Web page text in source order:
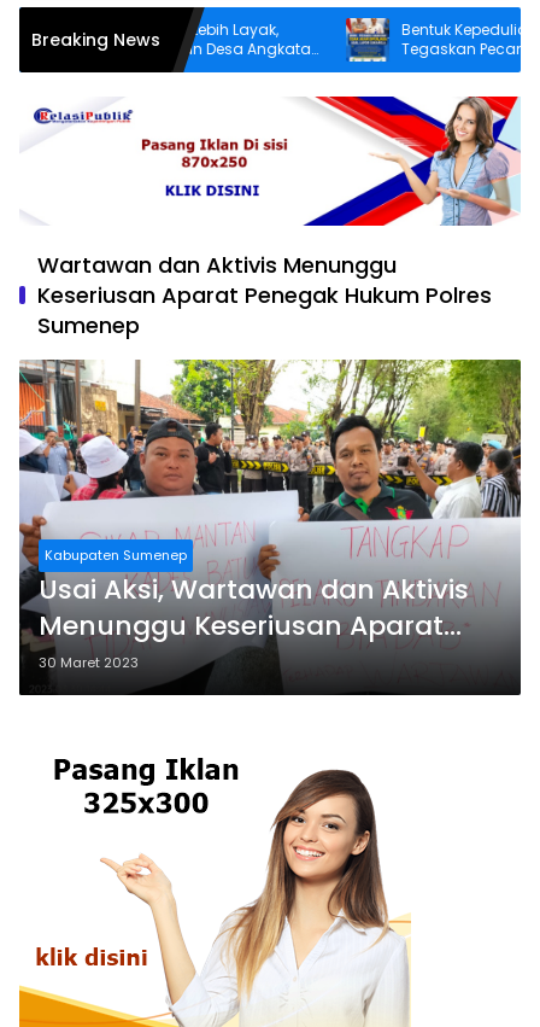
Breaking News
Infrastruktur yang Lebih Layak,
Dusun Patereman Desa Angkatan
Swadaya Perbaiki Jalan Rusak
Bentuk Kepedulian
Tegaskan Pecandu
Sukarela Tidak akan
Wartawan dan Aktivis Menunggu
Keseriusan Aparat Penegak Hukum Polres
Sumenep
Kabupaten Sumenep
Usai Aksi, Wartawan dan Aktivis
Menunggu Keseriusan Aparat
Penegak Hukum Polres Sumenep
30 Maret 2023